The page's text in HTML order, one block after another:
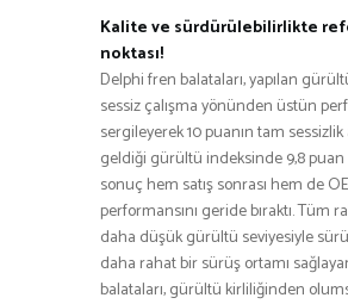
Kalite ve sürdürülebilirlikte
noktası!
Delphi fren balataları, yapılan
sessiz çalışma yönünden üstün
sergileyerek 10 puanın tam
geldiği gürültü indeksinde 9,8 puan
sonuç hem satış sonrası hem de
performansını geride bıraktı. Tüm
daha düşük gürültü seviyesiyle
daha rahat bir sürüş ortamı
balataları, gürültü kirliliğinden